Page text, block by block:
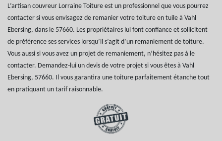
L’artisan couvreur Lorraine Toiture est un professionnel que vous pourrez
contacter si vous envisagez de remanier votre toiture en tuile à Vahl
Ebersing, dans le 57660. Les propriétaires lui font confiance et sollicitent
de préférence ses services lorsqu’il s’agit d’un remaniement de toiture.
Vous aussi si vous avez un projet de remaniement, n’hésitez pas à le
contacter. Demandez-lui un devis de votre projet si vous êtes à Vahl
Ebersing, 57660. Il vous garantira une toiture parfaitement étanche tout
en pratiquant un tarif raisonnable.